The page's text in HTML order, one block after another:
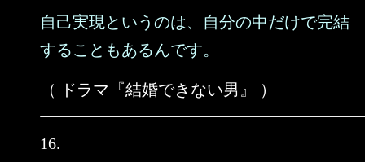
自己実現というのは、自分の中だけで完結
することもあるんです。
（ ドラマ『結婚できない男』 ）
16.